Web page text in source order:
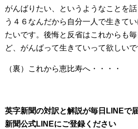
がんばりたい、というようなことを
う４６なんだから自分一人で生きて
たいです。後悔と反省はこれからも
ど、がんばって生きていって欲しいで
（裏）これから恵比寿へ・・・・
英字新聞の対訳と解説が毎日LINEで
新聞公式LINEにご登録ください